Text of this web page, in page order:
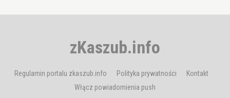
zKaszub.info
Regulamin portalu zkaszub.info Polityka prywatności
Kontakt
Włącz powiadomienia push